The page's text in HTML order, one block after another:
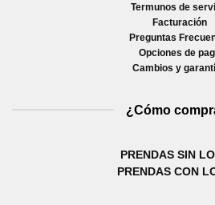
Termunos de
Facturación
Preguntas
Opciones de
Cambios y
¿Cómo
PRENDAS SIN
PRENDAS CON